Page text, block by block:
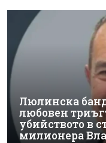
Люлинска
любовен
убийството в
милионера